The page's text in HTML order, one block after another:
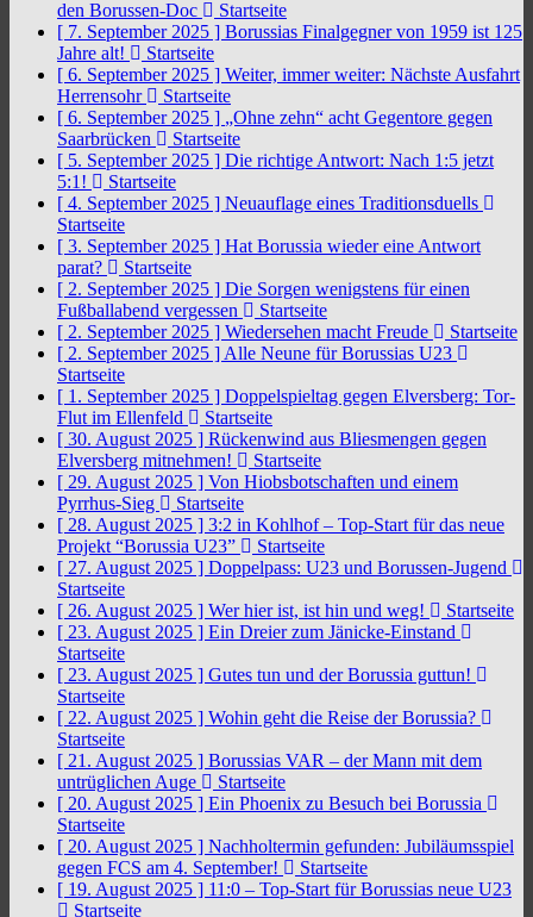
den Borussen-Doc
Startseite
[ 7. September 2025 ] Borussias Finalgegner von 1959 ist 125
Jahre alt!
Startseite
[ 6. September 2025 ] Weiter, immer weiter: Nächste Ausfahrt
Herrensohr
Startseite
[ 6. September 2025 ] „Ohne zehn“ acht Gegentore gegen
Saarbrücken
Startseite
[ 5. September 2025 ] Die richtige Antwort: Nach 1:5 jetzt
5:1!
Startseite
[ 4. September 2025 ] Neuauflage eines Traditionsduells
Startseite
[ 3. September 2025 ] Hat Borussia wieder eine Antwort
parat?
Startseite
[ 2. September 2025 ] Die Sorgen wenigstens für einen
Fußballabend vergessen
Startseite
[ 2. September 2025 ] Wiedersehen macht Freude
Startseite
[ 2. September 2025 ] Alle Neune für Borussias U23
Startseite
[ 1. September 2025 ] Doppelspieltag gegen Elversberg: Tor-
Flut im Ellenfeld
Startseite
[ 30. August 2025 ] Rückenwind aus Bliesmengen gegen
Elversberg mitnehmen!
Startseite
[ 29. August 2025 ] Von Hiobsbotschaften und einem
Pyrrhus-Sieg
Startseite
[ 28. August 2025 ] 3:2 in Kohlhof – Top-Start für das neue
Projekt “Borussia U23”
Startseite
[ 27. August 2025 ] Doppelpass: U23 und Borussen-Jugend
Startseite
[ 26. August 2025 ] Wer hier ist, ist hin und weg!
Startseite
[ 23. August 2025 ] Ein Dreier zum Jänicke-Einstand
Startseite
[ 23. August 2025 ] Gutes tun und der Borussia guttun!
Startseite
[ 22. August 2025 ] Wohin geht die Reise der Borussia?
Startseite
[ 21. August 2025 ] Borussias VAR – der Mann mit dem
untrüglichen Auge
Startseite
[ 20. August 2025 ] Ein Phoenix zu Besuch bei Borussia
Startseite
[ 20. August 2025 ] Nachholtermin gefunden: Jubiläumsspiel
gegen FCS am 4. September!
Startseite
[ 19. August 2025 ] 11:0 – Top-Start für Borussias neue U23
Startseite